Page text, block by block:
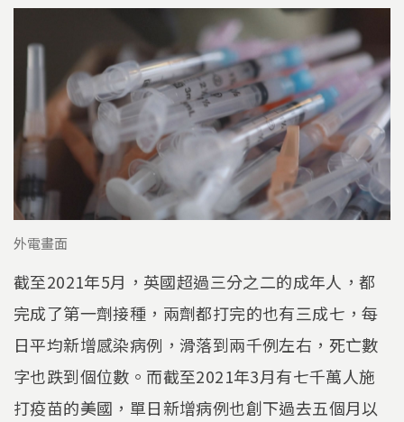
外電畫面
截至2021年5月，英國超過三分之二的成年人，都
完成了第一劑接種，兩劑都打完的也有三成七，每
日平均新增感染病例，滑落到兩千例左右，死亡數
字也跌到個位數。而截至2021年3月有七千萬人施
打疫苗的美國，單日新增病例也創下過去五個月以